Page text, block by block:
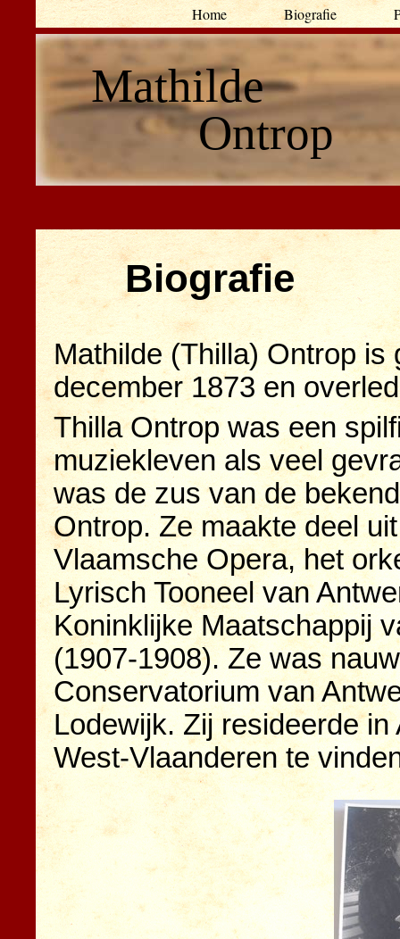
Home Biografie
Mathilde
Ontrop
Biografie
Mathilde (Thilla) Ontrop is
december 1873 en
Thilla Ontrop was een
muziekleven als veel
was de zus van de
Ontrop. Ze maakte deel
Vlaamsche Opera, het
Lyrisch Tooneel van
Koninklijke Maatschappij
(1907-1908). Ze was
Conservatorium van
Lodewijk. Zij resideerde
West-Vlaanderen te